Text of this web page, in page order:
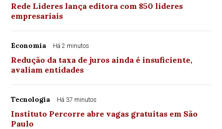
Rede Líderes lança editora com 850 líderes
empresariais
Economia Há 2 minutos
Redução da taxa de juros ainda é insuficiente,
avaliam entidades
Tecnologia Há 37 minutos
Instituto Percorre abre vagas gratuitas em São
Paulo